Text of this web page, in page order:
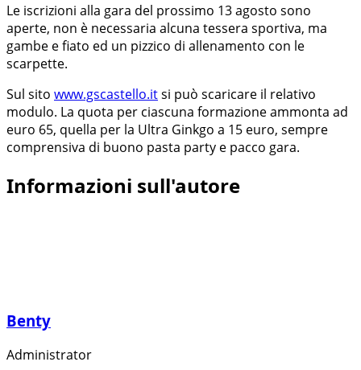
Le iscrizioni alla gara del prossimo 13 agosto sono
aperte, non è necessaria alcuna tessera sportiva, ma
gambe e fiato ed un pizzico di allenamento con le
scarpette.
Sul sito www.gscastello.itsi può scaricare il relativo
modulo. La quota per ciascuna formazione ammonta ad
euro 65, quella per la Ultra Ginkgo a 15 euro, sempre
comprensiva di buono pasta party e pacco gara.
Informazioni sull'autore
Benty
Administrator